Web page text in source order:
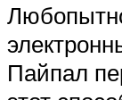
Пайпал